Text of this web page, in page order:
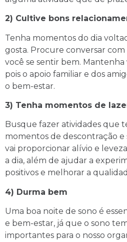
2) Cultive bons
Tenha momentos do dia
gosta. Procure conversar com
você se sentir bem. Mantenha
pois o apoio familiar e dos
o bem-estar.
3) Tenha momentos de
Busque fazer atividades que
momentos de descontração e
vai proporcionar alívio e
a dia, além de ajudar a
positivos e melhorar a
4) Durma bem
Uma boa noite de sono é
e bem-estar, já que o sono
importantes para o nosso